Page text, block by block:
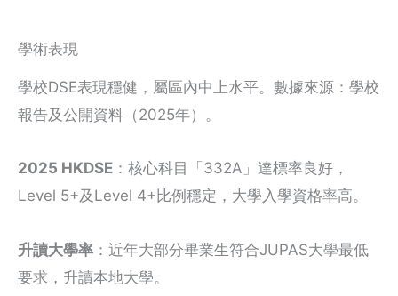
學術表現
學校DSE表現穩健，屬區內中上水平。數據來源：學校
報告及公開資料（2025年）。
2025 HKDSE ：核心科目「332A」達標率良好，
Level 5+及Level 4+比例穩定，大學入學資格率高。
升讀大學率 ：近年大部分畢業生符合JUPAS大學最低
要求，升讀本地大學。